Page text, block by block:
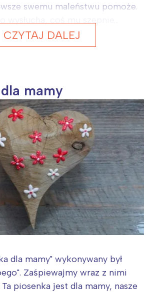
swemu maleństwu pomoże.
CZYTAJ DALEJ
mamy
dla mamy" wykonywany był
Zaśpiewajmy wraz z nimi
piosenka jest dla mamy, nasze